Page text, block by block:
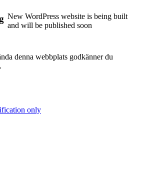
New WordPress website is being built
and will be published soon
denna webbplats godkänner du
only